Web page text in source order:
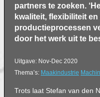
partners te zoeken.
kwaliteit, flexibiliteit
productieprocessen
door het werk uit te
Uitgave: Nov-Dec 2020
Thema’s: Maakindustrie
Trots laat Stefan van den